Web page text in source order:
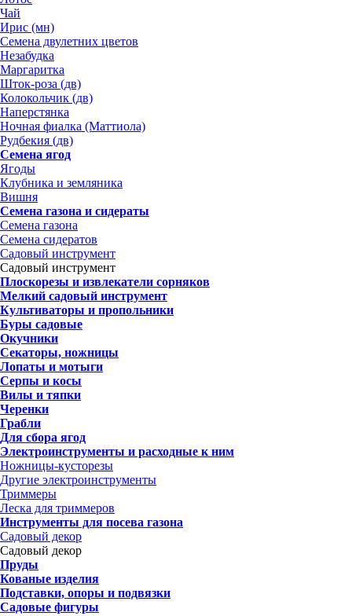
Чай
Ирис (мн)
Семена двулетних цветов
Незабудка
Маргаритка
Шток-роза (дв)
Колокольчик (дв)
Наперстянка
Ночная фиалка (Маттиола)
Рудбекия (дв)
Семена ягод
Ягоды
Клубника и земляника
Вишня
Семена газона и сидераты
Семена газона
Семена сидератов
Садовый инструмент
Садовый инструмент
Плоскорезы и извлекатели сорняков
Мелкий садовый инструмент
Культиваторы и пропольники
Буры садовые
Окучники
Секаторы, ножницы
Лопаты и мотыги
Серпы и косы
Вилы и тяпки
Черенки
Грабли
Для сбора ягод
Электроинструменты и расходные к ним
Ножницы-кусторезы
Другие электроинструменты
Триммеры
Леска для триммеров
Инструменты для посева газона
Садовый декор
Садовый декор
Пруды
Кованые изделия
Подставки, опоры и подвязки
Садовые фигуры